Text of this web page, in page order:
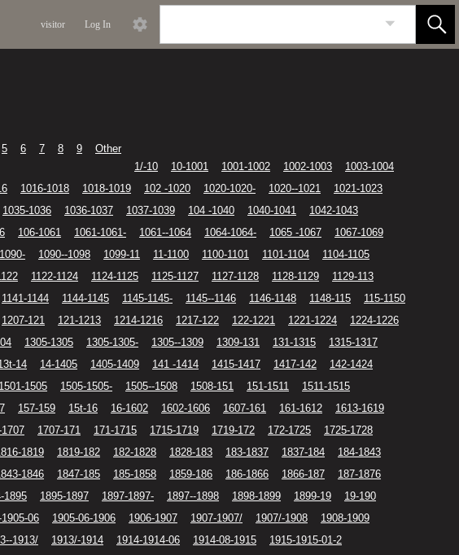
visitor Log In
5 6 7 8 9
Other
1/-10
10-1001 1001-1002 1002-1003
1003-1004
1016-1018 1018-1019 102 -1020 1020-1020- 1020--1021
1021-1023
1035-1036 1036-1037 1037-1039 104 -1040 1040-1041
1042-1043
106-1061 1061-1061- 1061--1064 1064-1064- 1065 -1067
1067-1069
1090--1098 1099-11 11-1100 1100-1101 1101-1104
1104-1105
1122-1124 1124-1125 1125-1127 1127-1128 1128-1129
1129-113
1141-1144 1144-1145 1145-1145- 1145--1146 1146-1148 1148-115
115-1150
1207-121 121-1213 1214-1216 1217-122 122-1221 1221-1224
1224-1226
1305-1305 1305-1305- 1305--1309 1309-131 131-1315
1315-1317
14 14-1405 1405-1409 141 -1414 1415-1417 1417-142
142-1424
1501-1505 1505-1505- 1505--1508 1508-151 151-1511
1511-1515
157-159 15t-16 16-1602 1602-1606 1607-161 161-1612
1613-1619
1707-171 171-1715 1715-1719 1719-172 172-1725
1725-1728
1819 1819-182 182-1828 1828-183 183-1837 1837-184
184-1843
1846
1847-185 185-1858 1859-186 186-1866 1866-187
187-1876
1895 1895-1897 1897-1897- 1897--1898 1898-1899 1899-19
19-190
06 1905-06-1906 1906-1907 1907-1907/ 1907/-1908
1908-1909
1913/ 1913/-1914 1914-1914-06 1914-08-1915
1915-1915-01-2